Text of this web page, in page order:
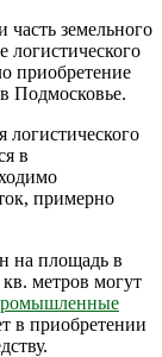
земельного
логистического
приобретение
Подмосковье.
в
примерно
на площадь в
метров могут
в приобретении